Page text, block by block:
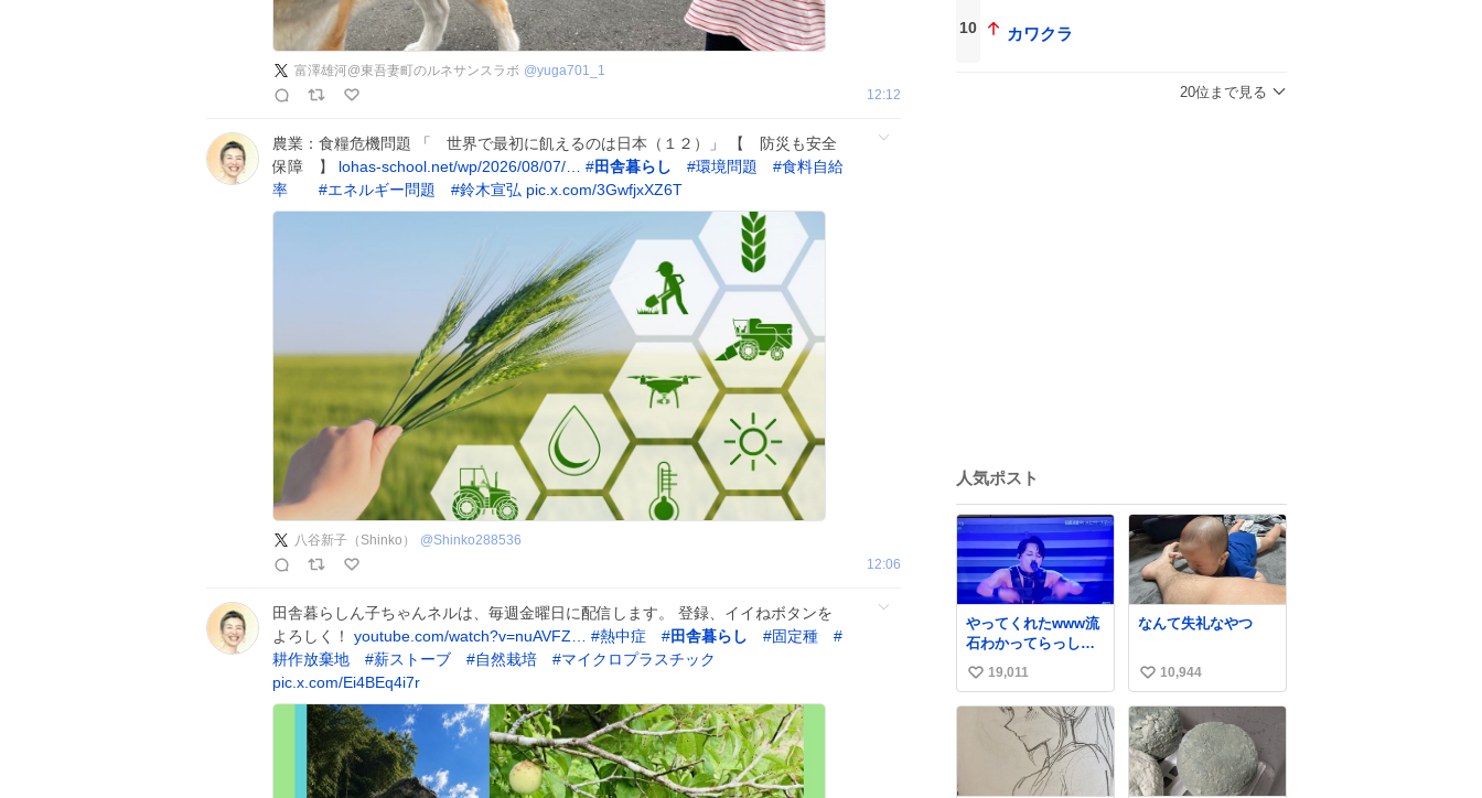
富澤雄河@東吾妻町のルネサンスラボ @yuga701_1
12:12
農業：食糧危機問題 「 世界で最初に飢えるのは日本（１２）」 【 防災も安全
保障 】 lohas-school.net/wp/2026/08/07/… #田舎暮らし #環境問題 #食料自給
率
#エネルギー問題 #鈴木宣弘 pic.x.com/3GwfjxXZ6T
八谷新子（Shinko） @Shinko288536
12:06
田舎暮らしん子ちゃんネルは、毎週金曜日に配信します。 登録、イイねボタンを
よろしく！ youtube.com/watch?v=nuAVFZ… #熱中症 #田舎暮らし #固定種
#
耕作放棄地
#薪ストーブ #自然栽培 #マイクロプラスチック
pic.x.com/Ei4BEq4i7r
10 カワクラ
20位まで見る
人気ポスト
やってくれたwww流
石わかってらっしゃ
る🤣🤣🤣 #Mステ #西
川貴教
い
い
19,011
なんて失礼なやつ
い
い
ね
数
10,944